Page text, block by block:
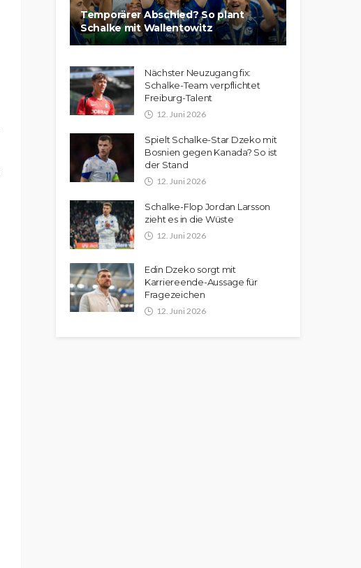
Temporärer Abschied? So plant
Schalke mit Wallentowitz
Nächster Neuzugang fix:
Schalke-Team verpflichtet
Freiburg-Talent
12. Juni 2026
Spielt Schalke-Star Dzeko mit
Bosnien gegen Kanada? So ist
der Stand
12. Juni 2026
Schalke-Flop Jordan Larsson
zieht es in die Wüste
12. Juni 2026
Edin Dzeko sorgt mit
Karriereende-Aussage für
Fragezeichen
12. Juni 2026